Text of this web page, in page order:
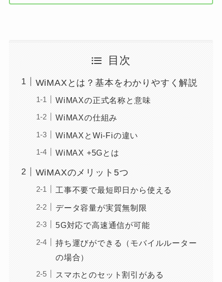
目次
WiMAXとは？基本をわかりやすく解説
WiMAXの正式名称と意味
WiMAXの仕組み
WiMAXとWi-Fiの違い
WiMAX +5Gとは
WiMAXのメリット5つ
工事不要で最短即日から使える
データ容量が実質無制限
5G対応で高速通信が可能
持ち運びができる（モバイルルーター
の場合）
スマホとのセット割引がある